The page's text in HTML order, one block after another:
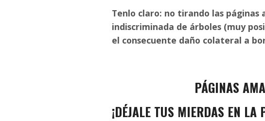
Tenlo claro: no tirando las
indiscriminada de árboles (muy
el consecuente daño colateral a
PÁGINAS
¡DÉJALE TUS MIERDAS EN LA